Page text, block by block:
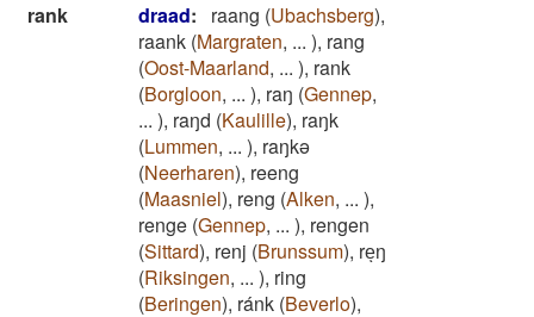
rank
draad: raang (Ubachsberg),
raank (Margraten, ... ), rang
(Oost-Maarland, ... ), rank
(Borgloon, ... ), raŋ (Gennep,
... ), raŋd (Kaulille), raŋk
(Lummen, ... ), raŋkə
(Neerharen), reeng
(Maasniel), reng (Alken, ... ),
renge (Gennep, ... ), rengen
(Sittard), renj (Brunssum), reͅŋ
(Riksingen, ... ), ring
(Beringen), ránk (Beverlo),